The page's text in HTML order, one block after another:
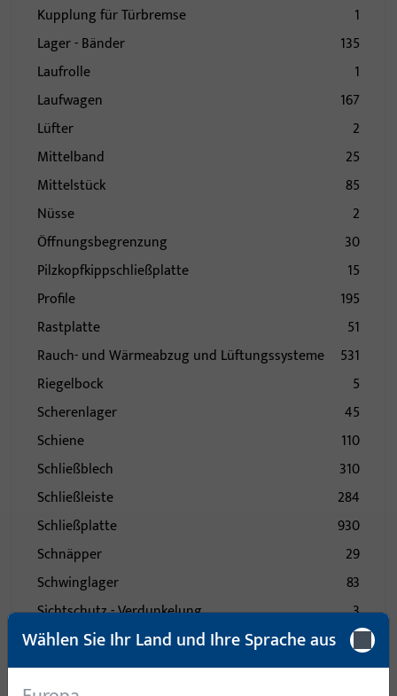
Kupplung für Türbremse
1
Lager - Bänder
135
Laufrolle
1
Laufwagen
167
Lüfter
2
Mittelband
25
Mittelstück
85
Nüsse
2
Öffnungsbegrenzung
30
Pilzkopfkippschließplatte
15
Profile
195
Rastplatte
51
Rauch- und Wärmeabzug und Lüftungssysteme
531
Riegelbock
5
Scherenlager
45
Schiene
110
Schließblech
310
Schließleiste
284
Schließplatte
930
Schnäpper
29
Schwinglager
83
Sichtschutz - Verdunkelung
3
Spaltlüftung
43
Sperrbügel
10
Wählen Sie Ihr Land und Ihre Sprache aus